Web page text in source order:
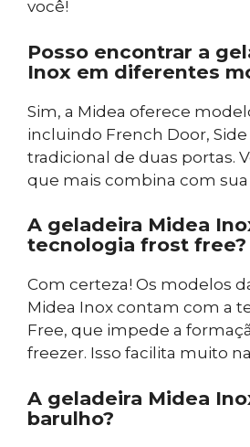
você!
Posso encontrar a
Inox em diferentes
Sim, a Midea oferece
incluindo French Door, Side
tradicional de duas portas.
que mais combina com sua
A geladeira Midea
tecnologia frost free?
Com certeza! Os modelos
Midea Inox contam com a
Free, que impede a
freezer. Isso facilita muito
A geladeira Midea
barulho?